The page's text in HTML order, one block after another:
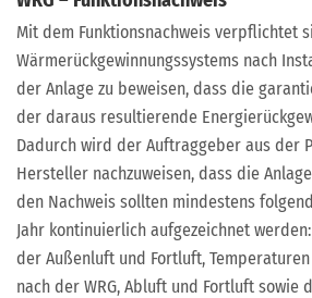
Mit dem Funktionsnachweis verpflichtet
Wärmerückgewinnungssystems nach
der Anlage zu beweisen, dass die
der daraus resultierende
Dadurch wird der Auftraggeber aus der
Hersteller nachzuweisen, dass die
den Nachweis sollten mindestens
Jahr kontinuierlich aufgezeichnet
der Außenluft und Fortluft,
nach der WRG, Abluft und Fortluft sowie